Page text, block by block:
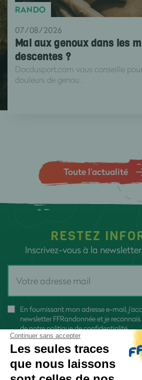
RANDO
07/08/2026
Mal aux genoux dans les
descentes ?
Docdusport.com vous conseille
douleurs de genou .
Toute l’actualité
RESTEZ
Inscrivez-vous à la
En fournissant mon adresse e-mail,
newsletter FFRandonnée et je
denotre politique de confidentialité
Continuer sans accepter
Les seules traces
que nous laissons